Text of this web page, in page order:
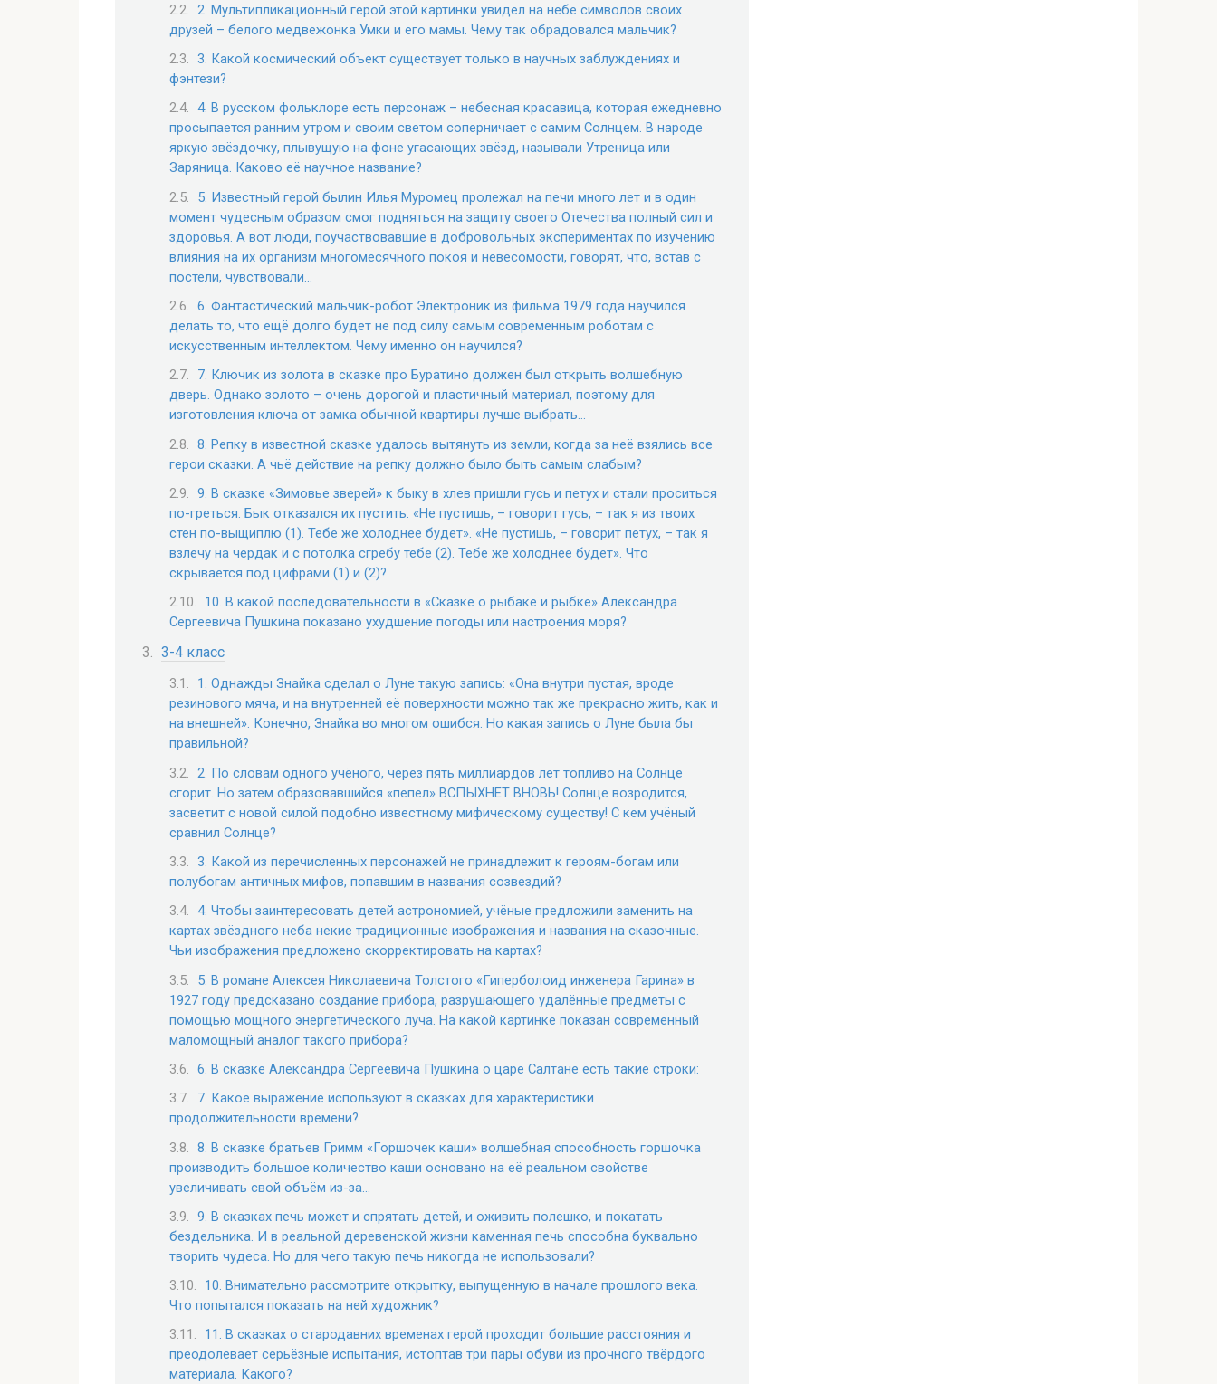
2. Мультипликационный герой этой картинки увидел на небе символов своих
друзей – белого медвежонка Умки и его мамы. Чему так обрадовался мальчик?
3. Какой космический объект существует только в научных заблуждениях и
фэнтези?
4. В русском фольклоре есть персонаж – небесная красавица, которая ежедневно
просыпается ранним утром и своим светом соперничает с самим Солнцем. В народе
яркую звёздочку, плывущую на фоне угасающих звёзд, называли Утреница или
Заряница. Каково её научное название?
5. Известный герой былин Илья Муромец пролежал на печи много лет и в один
момент чудесным образом смог подняться на защиту своего Отечества полный сил и
здоровья. А вот люди, поучаствовавшие в добровольных экспериментах по изучению
влияния на их организм многомесячного покоя и невесомости, говорят, что, встав с
постели, чувствовали…
6. Фантастический мальчик-робот Электроник из фильма 1979 года научился
делать то, что ещё долго будет не под силу самым современным роботам с
искусственным интеллектом. Чему именно он научился?
7. Ключик из золота в сказке про Буратино должен был открыть волшебную
дверь. Однако золото – очень дорогой и пластичный материал, поэтому для
изготовления ключа от замка обычной квартиры лучше выбрать…
8. Репку в известной сказке удалось вытянуть из земли, когда за неё взялись все
герои сказки. А чьё действие на репку должно было быть самым слабым?
9. В сказке «Зимовье зверей» к быку в хлев пришли гусь и петух и стали проситься
по-греться. Бык отказался их пустить. «Не пустишь, – говорит гусь, – так я из твоих
стен по-выщиплю (1). Тебе же холоднее будет». «Не пустишь, – говорит петух, – так я
взлечу на чердак и с потолка сгребу тебе (2). Тебе же холоднее будет». Что
скрывается под цифрами (1) и (2)?
10. В какой последовательности в «Сказке о рыбаке и рыбке» Александра
Сергеевича Пушкина показано ухудшение погоды или настроения моря?
3-4 класс
1. Однажды Знайка сделал о Луне такую запись: «Она внутри пустая, вроде
резинового мяча, и на внутренней её поверхности можно так же прекрасно жить, как и
на внешней». Конечно, Знайка во многом ошибся. Но какая запись о Луне была бы
правильной?
2. По словам одного учёного, через пять миллиардов лет топливо на Солнце
сгорит. Но затем образовавшийся «пепел» ВСПЫХНЕТ ВНОВЬ! Солнце возродится,
засветит с новой силой подобно известному мифическому существу! С кем учёный
сравнил Солнце?
3. Какой из перечисленных персонажей не принадлежит к героям-богам или
полубогам античных мифов, попавшим в названия созвездий?
4. Чтобы заинтересовать детей астрономией, учёные предложили заменить на
картах звёздного неба некие традиционные изображения и названия на сказочные.
Чьи изображения предложено скорректировать на картах?
5. В романе Алексея Николаевича Толстого «Гиперболоид инженера Гарина» в
1927 году предсказано создание прибора, разрушающего удалённые предметы с
помощью мощного энергетического луча. На какой картинке показан современный
маломощный аналог такого прибора?
6. В сказке Александра Сергеевича Пушкина о царе Салтане есть такие строки:
7. Какое выражение используют в сказках для характеристики
продолжительности времени?
8. В сказке братьев Гримм «Горшочек каши» волшебная способность горшочка
производить большое количество каши основано на её реальном свойстве
увеличивать свой объём из-за…
9. В сказках печь может и спрятать детей, и оживить полешко, и покатать
бездельника. И в реальной деревенской жизни каменная печь способна буквально
творить чудеса. Но для чего такую печь никогда не использовали?
10. Внимательно рассмотрите открытку, выпущенную в начале прошлого века.
Что попытался показать на ней художник?
11. В сказках о стародавних временах герой проходит большие расстояния и
преодолевает серьёзные испытания, истоптав три пары обуви из прочного твёрдого
материала. Какого?